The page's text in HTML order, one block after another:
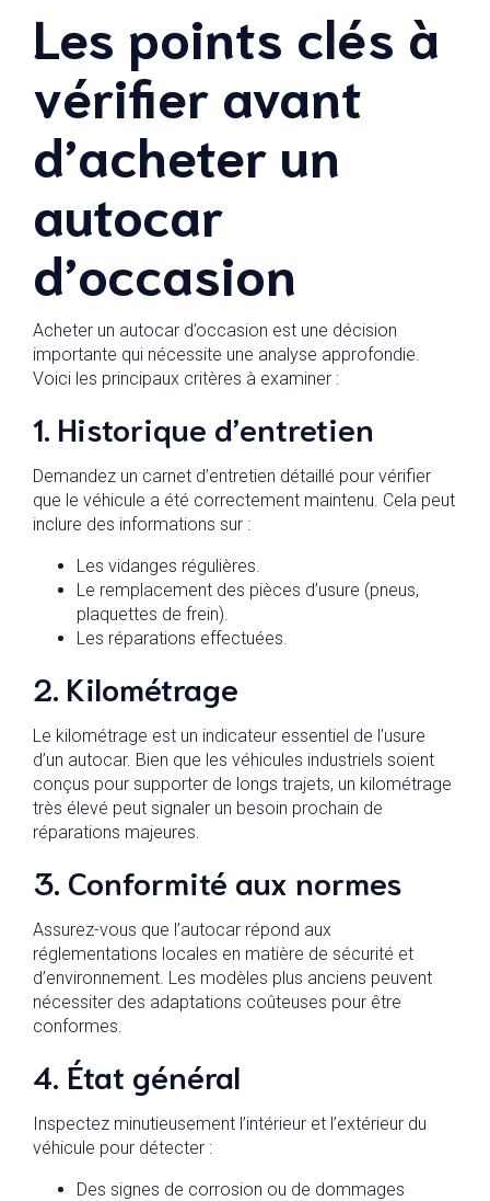
Les points clés à
vérifier avant
d’acheter un
autocar
d’occasion
Acheter un autocar d’occasion est une décision
importante qui nécessite une analyse approfondie.
Voici les principaux critères à examiner :
1. Historique d’entretien
Demandez un carnet d’entretien détaillé pour vérifier
que le véhicule a été correctement maintenu. Cela peut
inclure des informations sur :
Les vidanges régulières.
Le remplacement des pièces d’usure (pneus,
plaquettes de frein).
Les réparations effectuées.
2. Kilométrage
Le kilométrage est un indicateur essentiel de l’usure
d’un autocar. Bien que les véhicules industriels soient
conçus pour supporter de longs trajets, un kilométrage
très élevé peut signaler un besoin prochain de
réparations majeures.
3. Conformité aux normes
Assurez-vous que l’autocar répond aux
réglementations locales en matière de sécurité et
d’environnement. Les modèles plus anciens peuvent
nécessiter des adaptations coûteuses pour être
conformes.
4. État général
Inspectez minutieusement l’intérieur et l’extérieur du
véhicule pour détecter :
Des signes de corrosion ou de dommages